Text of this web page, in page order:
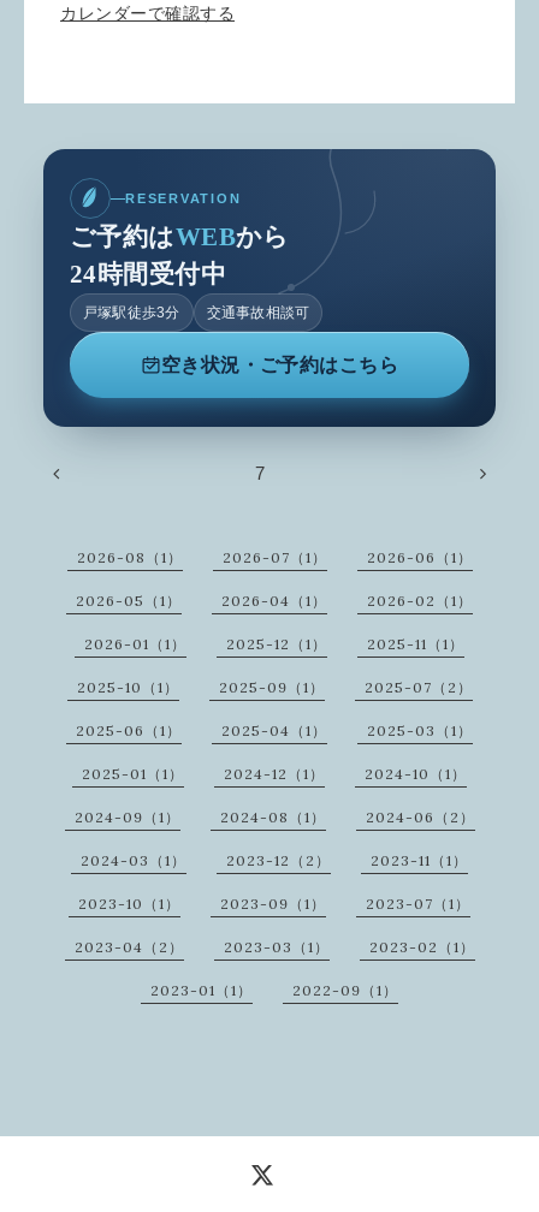
カレンダーで確認する
RESERVATION
ご予約はWEBから
24時間受付中
戸塚駅徒歩3分 交通事故相談可
空き状況・ご予約はこちら
7
2026-08（1） 2026-07（1） 2026-06（1）
2026-05（1） 2026-04（1） 2026-02（1）
2026-01（1） 2025-12（1） 2025-11（1）
2025-10（1） 2025-09（1） 2025-07（2）
2025-06（1） 2025-04（1） 2025-03（1）
2025-01（1） 2024-12（1） 2024-10（1）
2024-09（1） 2024-08（1） 2024-06（2）
2024-03（1） 2023-12（2） 2023-11（1）
2023-10（1） 2023-09（1） 2023-07（1）
2023-04（2） 2023-03（1） 2023-02（1）
2023-01（1） 2022-09（1）